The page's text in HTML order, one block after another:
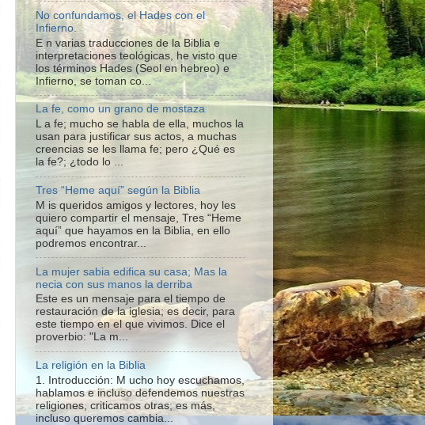
No confundamos, el Hades con el
Infierno.
E n varias traducciones de la Biblia e
interpretaciones teológicas, he visto que
los términos Hades (Seol en hebreo) e
Infierno, se toman co...
La fe, como un grano de mostaza
L a fe; mucho se habla de ella, muchos la
usan para justificar sus actos, a muchas
creencias se les llama fe; pero ¿Qué es
la fe?; ¿todo lo ...
Tres “Heme aquí” según la Biblia
M is queridos amigos y lectores, hoy les
quiero compartir el mensaje, Tres “Heme
aquí” que hayamos en la Biblia, en ello
podremos encontrar...
La mujer sabia edifica su casa; Mas la
necia con sus manos la derriba
Este es un mensaje para el tiempo de
restauración de la iglesia; es decir, para
este tiempo en el que vivimos. Dice el
proverbio: "La m...
La religión en la Biblia
1. Introducción: M ucho hoy escuchamos,
hablamos e incluso defendemos nuestras
religiones, criticamos otras; es más,
incluso queremos cambia...